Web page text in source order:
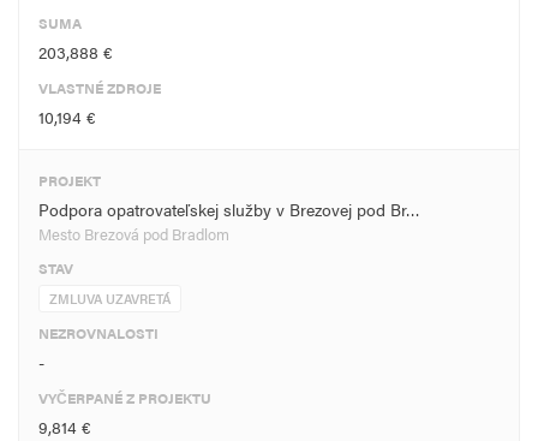
SUMA
203,888 €
VLASTNÉ ZDROJE
10,194 €
PROJEKT
Podpora opatrovateľskej služby v Brezovej pod Br…
Mesto Brezová pod Bradlom
STAV
ZMLUVA UZAVRETÁ
NEZROVNALOSTI
-
VYČERPANÉ Z PROJEKTU
9,814 €